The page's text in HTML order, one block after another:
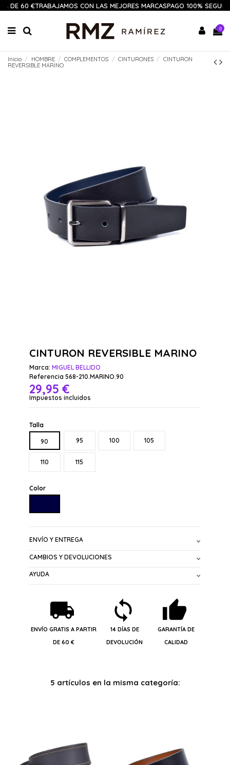
DE 60 €TRABAJAMOS CON LAS MEJORES MARCASPAGO 100% SEGURO
0
Inicio HOMBRE COMPLEMENTOS CINTURONES
CINTURON
REVERSIBLE MARINO
CINTURON REVERSIBLE MARINO
Marca: MIGUEL BELLIDO
Referencia 568-210.MARINO.90
29,95 €
Impuestos incluidos
Talla
90 95 100 105
110 115
Color
ENVÍO Y ENTREGA
CAMBIOS Y DEVOLUCIONES
AYUDA
ENVÍO GRATIS A PARTIR
DE 60 €
14 DÍAS DE
DEVOLUCIÓN
GARANTÍA DE
CALIDAD
5 artículos en la misma categoría: